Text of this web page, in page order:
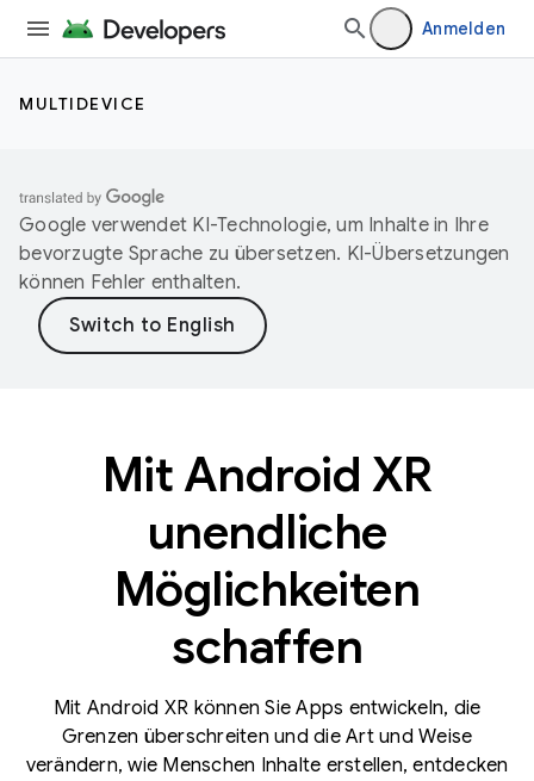
Anmelden
MULTIDEVICE
Google verwendet KI-Technologie, um Inhalte in Ihre
bevorzugte Sprache zu übersetzen. KI-Übersetzungen
können Fehler enthalten.
Mit Android XR
unendliche
Möglichkeiten
schaffen
Mit Android XR können Sie Apps entwickeln, die
Grenzen überschreiten und die Art und Weise
verändern, wie Menschen Inhalte erstellen, entdecken